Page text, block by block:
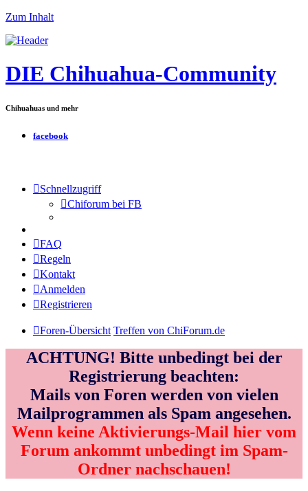
Zum Inhalt
DIE Chihuahua-Community
Chihuahuas und mehr
facebook
Schnellzugriff
Chiforum bei FB
FAQ
Regeln
Kontakt
Anmelden
Registrieren
Foren-Übersicht Treffen von ChiForum.de
ACHTUNG! Bitte unbedingt bei der
Registrierung beachten:
Mails von Foren werden von vielen
Mailprogrammen als Spam angesehen.
Wenn keine Aktivierungs-Mail hier vom
Forum ankommt unbedingt im Spam-
Ordner nachschauen!